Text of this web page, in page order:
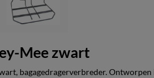
Mee zwart
bagagedragerverbreder.